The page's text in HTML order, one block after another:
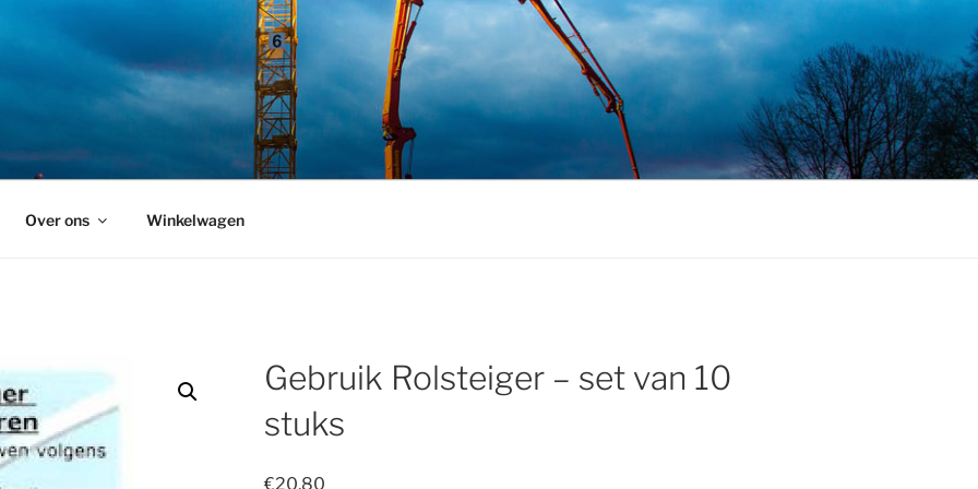
Over ons Winkelwagen
Gebruik Rolsteiger – set van 10
stuks
€20,80